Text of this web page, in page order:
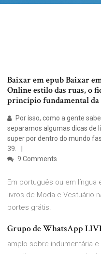
Baixar em epub Baixar
Online estilo das ruas, o
princípio fundamental da
Por isso, como a gente
separamos algumas dicas de
super por dentro do mundo
39.
9 Comments
Em português ou em
livros de Moda e Vestuário
portes grátis.
Grupo de WhatsApp
amplo sobre indumentária